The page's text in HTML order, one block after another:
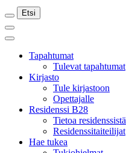
Etsi
Etsi
Etsi
Päävalikko
Sulje
päävalikkoTapahtumat
Tulevat tapahtumat
Kirjasto
Tule kirjastoon
Opettajalle
Residenssi B28
Tietoa residenssistä
Residenssitaiteilijat
Hae tukea